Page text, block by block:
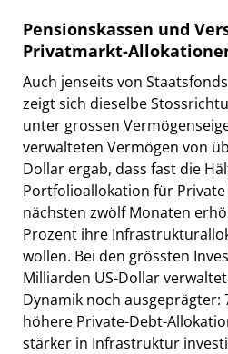
Pensionskassen und
Privatmarkt-
Auch jenseits von
zeigt sich dieselbe
unter grossen
verwalteten Vermögen von
Dollar ergab, dass fast die
Portfolioallokation für
nächsten zwölf Monaten
Prozent ihre
wollen. Bei den grössten
Milliarden US-Dollar
Dynamik noch ausgeprägter:
höhere Private-Debt-
stärker in Infrastruktur